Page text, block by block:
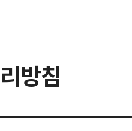
방침